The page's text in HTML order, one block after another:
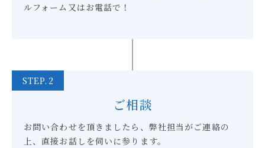
ルフォーム又はお電話で！
STEP.2
ご相談
お問い合わせを頂きましたら、弊社担当がご連絡の
上、直接お話しを伺いに参ります。